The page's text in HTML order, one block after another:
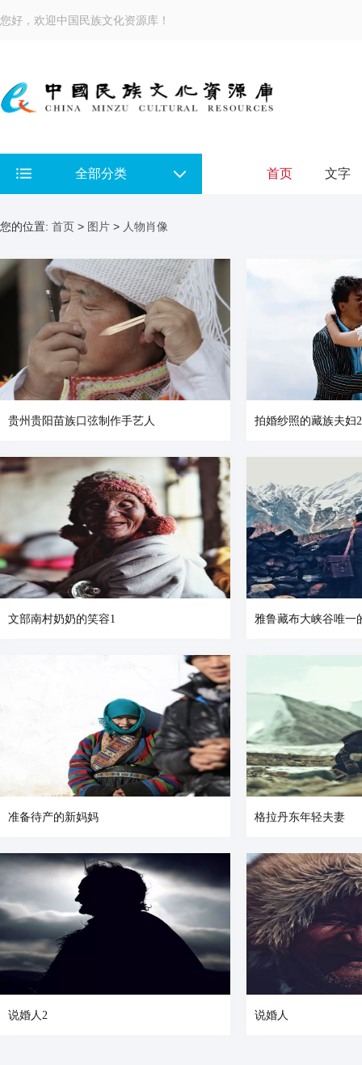
您好，欢迎中国民族文化资源库！
全部分类 首页 文字
您的位置: 首页 > 图片 > 人物肖像
贵州贵阳苗族口弦制作手艺人 拍婚纱照的藏族夫妇2
文部南村奶奶的笑容1 雅鲁藏布大峡谷唯一
准备待产的新妈妈 格拉丹东年轻夫妻
说婚人2 说婚人